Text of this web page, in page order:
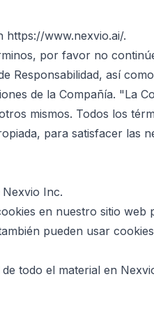
https://www.nexvio.ai/.
por favor no
Responsabilidad, así
de la Compañía. "La
mismos. Todos los
para satisfacer las
Inc.
en nuestro sitio web
pueden usar
todo el material en